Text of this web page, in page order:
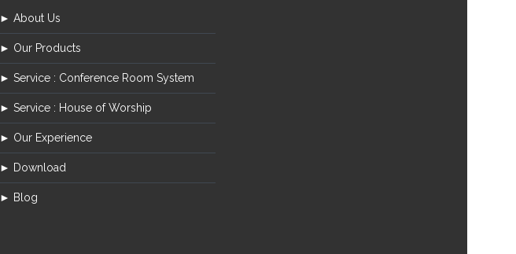
► About Us
► Our Products
► Service : Conference Room System
► Service : House of Worship
► Our Experience
► Download
► Blog